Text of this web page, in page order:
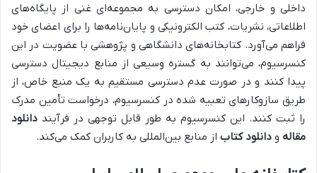
داخلی و خارجی، امکان دسترسی به مجموعه‌ای غنی از پایگاه‌های
اطلاعاتی، نشریات، کتب الکترونیکی و پایان‌نامه‌ها را برای اعضای خود
فراهم می‌آورد. کتابخانه‌های دانشگاهی و پژوهشی با عضویت در این
کنسرسیوم، می‌توانند به گستره وسیعی از منابع دیجیتال دسترسی
پیدا کنند و در صورت عدم دسترسی مستقیم به یک منبع خاص، از
طریق سازوکارهای تعبیه شده در کنسرسیوم، درخواست تأمین مدرک
را ثبت کنند. این کنسرسیوم به طور قابل توجهی در فرآیند دانلود
مقاله و دانلود کتاب از منابع بین‌المللی به کاربران کمک می‌کند.